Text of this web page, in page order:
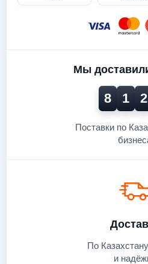
Мы
8 1 2
Поставки по
По
и